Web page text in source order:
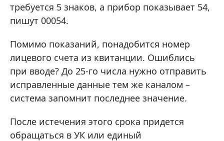
требуется 5 знаков, а прибор показывает 54,
пишут 00054.
Помимо показаний, понадобится номер
лицевого счета из квитанции. Ошиблись
при вводе? До 25‑го числа нужно отправить
исправленные данные тем же каналом –
система запомнит последнее значение.
После истечения этого срока придется
обращаться в УК или единый